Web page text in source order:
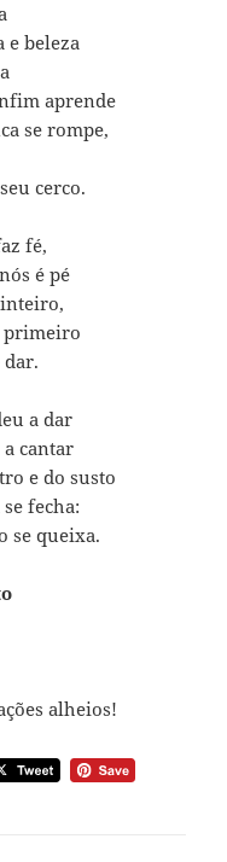
e beleza
aprende
se rompe,
cerco.
fé,
é pé
primeiro
dar.
a dar
cantar
e do susto
fecha:
se queixa.
alheios!